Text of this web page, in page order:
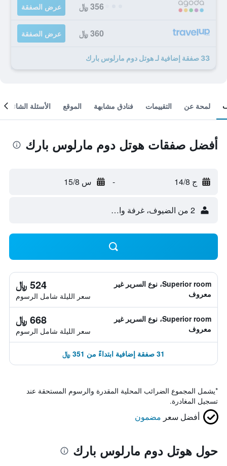
356 ﷼ عرض الصفقة
360 ﷼ عرض الصفقة
33 صفقة إضافية لـ هوتل دوم مارلوس بارك
لمحة عن التقييمات فنادق مشابهة الموقع الأسئلة الشائعة
أفضل صفقات هوتل دوم مارلوس بارك
ج 14/8 - س 15/8
2 من الضيوف، غرفة واحدة
Superior room، نوع السرير غير
معروف
524 ﷼
سعر الليلة شامل الرسوم
Superior room، نوع السرير غير
معروف
668 ﷼
سعر الليلة شامل الرسوم
31 صفقة إضافية ابتداءً من 351 ﷼
*يشمل المجموع الضرائب المحلية المقدرة والرسوم المستحقة عند
تسجيل المغادرة.
أفضل سعر مضمون
حول هوتل دوم مارلوس بارك